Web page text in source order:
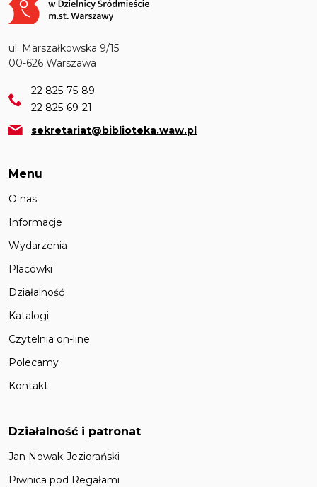
ul. Marszałkowska 9/15
00-626 Warszawa
22 825-75-89
22 825-69-21
sekretariat@biblioteka.waw.pl
Menu
O nas
Informacje
Wydarzenia
Placówki
Działalność
Katalogi
Czytelnia on-line
Polecamy
Kontakt
Działalność i patronat
Jan Nowak-Jeziorański
Piwnica pod Regałami